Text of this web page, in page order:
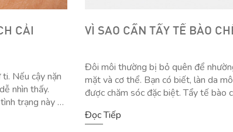
CẢI
Nếu cậy nặn
nhìn thấy.
trạng này và
VÌ SAO CẦN TẨY TẾ BÀO
Đôi môi thường bị bỏ quên để
mặt và cơ thể. Bạn có biết, làn da
được chăm sóc đặc biệt. Tẩy tế bào
tươi tắn, chống thâm môi
Đọc Tiếp